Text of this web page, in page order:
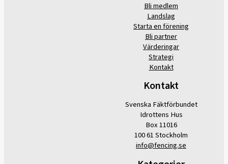
Bli medlem
Landslag
Starta en förening
Bli partner
Värderingar
Strategi
Kontakt
Kontakt
Svenska Fäktförbundet
Idrottens Hus
Box 11016
100 61 Stockholm
info@fencing.se